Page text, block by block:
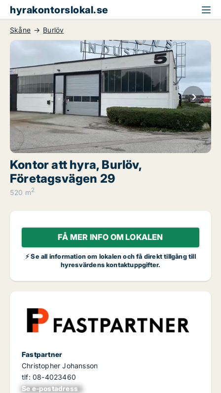
hyrakontorslokal.se
Skåne Burlöv
Kontor att hyra, Burlöv,
Företagsvägen 29
520 m2
FÅ MER INFO OM LOKALEN
⚡ Se all information om lokalen och få direkt tillgång till
hyresvärdens kontaktuppgifter.
Fastpartner
Christopher Johansson
tlf: 08-4023460
Se e-postadress
xxxxxxxxxxxxxxx